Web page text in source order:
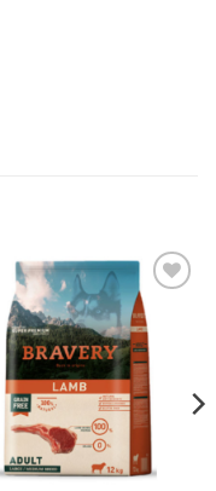
Ajouter
à la liste
souhaits